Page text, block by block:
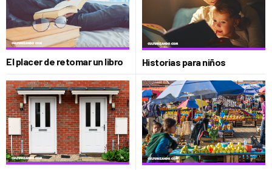
El placer de retomar un libro Historias para niños